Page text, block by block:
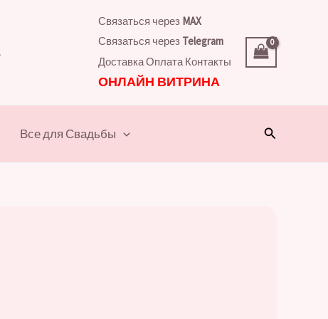
Связаться через MAX
Связаться через Telegram
ДоставкаОплатаКонтакты
ОНЛАЙН ВИТРИНА
Все для Свадьбы Поиск